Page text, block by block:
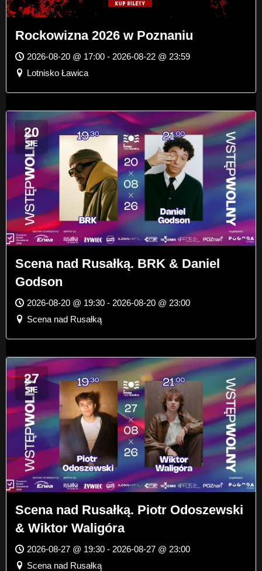
Rockowizna 2026 w Poznaniu
2026-08-20 @ 17:00 - 2026-08-22 @ 23:59
Lotnisko Ławica
20
SIE
Scena nad Rusałką. BRK & Daniel
Godson
2026-08-20 @ 19:30 - 2026-08-20 @ 23:00
Scena nad Rusałką
27
SIE
Scena nad Rusałką. Piotr Odoszewski
& Wiktor Waligóra
2026-08-27 @ 19:30 - 2026-08-27 @ 23:00
Scena nad Rusałką